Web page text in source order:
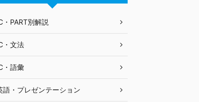
・PART別解説
・文法
・語彙
語・プレゼンテーション